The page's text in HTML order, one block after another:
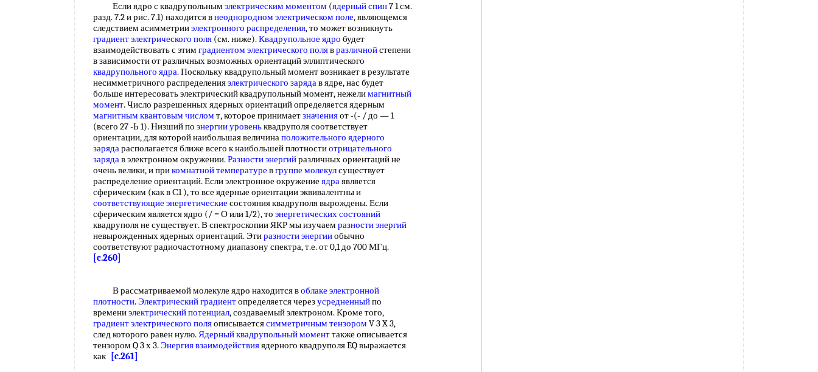
Если ядро с квадрупольным электрическим моментом (ядерный спин7 1 см.
разд. 7.2 и рис. 7.1) находится внеоднородном электрическом поле, являющемся
следствием асимметрииэлектронного распределения, то может возникнуть
градиент электрического поля (см. ниже).Квадрупольное ядро будет
взаимодействовать с этим градиентом электрического полявразличнойстепени
в зависимости от различных возможных ориентаций эллиптического
квадрупольного ядра. Поскольку квадрупольный момент возникает в результате
несимметричного распределенияэлектрического зарядав ядре, нас будет
больше интересовать электрический квадрупольный момент, нежелимагнитный
момент. Число разрешенных ядерных ориентаций определяется ядерным
магнитным квантовым числом т, которое принимаетзначенияот -(- / до — 1
(всего 27 -Ь 1). Низший по энергии уровеньквадруполя соответствует
ориентации, для которой наибольшая величинаположительного ядерного
зарядарасполагается ближе всего к наибольшей плотностиотрицательного
зарядав электронном окружении.Разности энергийразличных ориентаций не
очень велики, и прикомнатной температуре вгруппе молекулсуществует
распределение ориентаций. Если электронное окружение ядраявляется
сферическим (как в С1 ), то все ядерные ориентации эквивалентны и
соответствующие энергетические состояния квадруполя вырождены. Если
сферическим является ядро (/ = О или 1/2), то энергетических состояний
квадруполя не существует. В спектроскопии ЯКР мы изучаем разности энергий
невырожденных ядерных ориентаций. Этиразности энергииобычно
соответствуют радиочастотному диапазону спектра, т.е. от 0,1 до 700 МГц.
[c.260]
В рассматриваемой молекуле ядро находится воблаке электронной
плотности.Электрический градиентопределяется черезусредненныйпо
времениэлектрический потенциал, создаваемый электроном. Кроме того,
градиент электрического поляописываетсясимметричным тензором V 3 X 3,
след которого равен нулю.Ядерный квадрупольный моменттакже описывается
тензором Q 3 х 3.Энергия взаимодействияядерного квадруполя EQ выражается
как [c.261]